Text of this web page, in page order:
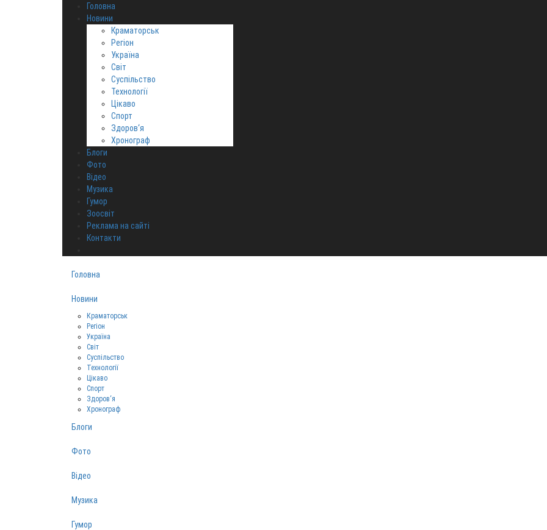
Головна
Новини
Краматорськ
Регіон
Україна
Світ
Суспільство
Технології
Цікаво
Спорт
Здоров‘я
Хронограф
Блоги
Фото
Відео
Музика
Гумор
Зоосвіт
Реклама на сайті
Контакти
Головна
Новини
Краматорськ
Регіон
Україна
Світ
Суспільство
Технології
Цікаво
Спорт
Здоров‘я
Хронограф
Блоги
Фото
Відео
Музика
Гумор